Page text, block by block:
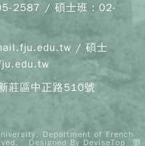
2587 / 碩士班：02-
/ 碩士
莊區中正路510號
Department of French
Designed By DeviseTop 瀏